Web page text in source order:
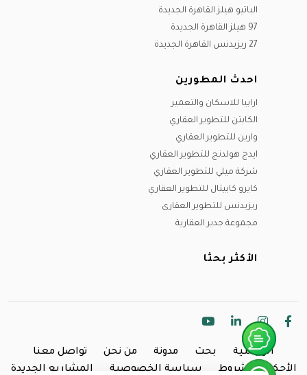
الباتيو هيلز القاهرة الجديدة
97 هيلز القاهرة الجديدة
27 ريزيدنس القاهرة الجديدة
احدث المطورين
ارابيا للاسكان والتعمير
الكابتن للتطوير العقاري
وارين للتطوير العقاري
ايدج هولدنج للتطوير العقاري
شركة ميلي للتطوير العقاري
كايرو كابيتال للتطوير العقاري
ريزيدنس للتطوير العقارى
مجموعة جدير العقارية
الأكثر بحثا
الرئيسية بحث مدونة من نحن
تواصل معنا
الأحكام والشروط
سياسة الخصوصية المشاريع الجديدة